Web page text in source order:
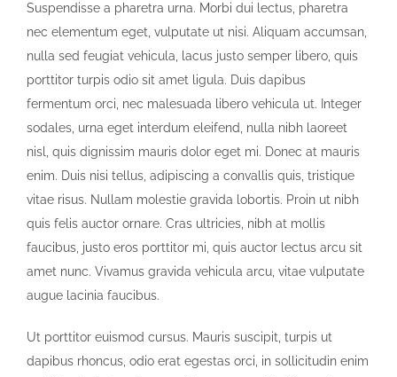
Suspendisse a pharetra urna. Morbi dui lectus, pharetra
nec elementum eget, vulputate ut nisi. Aliquam accumsan,
nulla sed feugiat vehicula, lacus justo semper libero, quis
porttitor turpis odio sit amet ligula. Duis dapibus
fermentum orci, nec malesuada libero vehicula ut. Integer
sodales, urna eget interdum eleifend, nulla nibh laoreet
nisl, quis dignissim mauris dolor eget mi. Donec at mauris
enim. Duis nisi tellus, adipiscing a convallis quis, tristique
vitae risus. Nullam molestie gravida lobortis. Proin ut nibh
quis felis auctor ornare. Cras ultricies, nibh at mollis
faucibus, justo eros porttitor mi, quis auctor lectus arcu sit
amet nunc. Vivamus gravida vehicula arcu, vitae vulputate
augue lacinia faucibus.
Ut porttitor euismod cursus. Mauris suscipit, turpis ut
dapibus rhoncus, odio erat egestas orci, in sollicitudin enim